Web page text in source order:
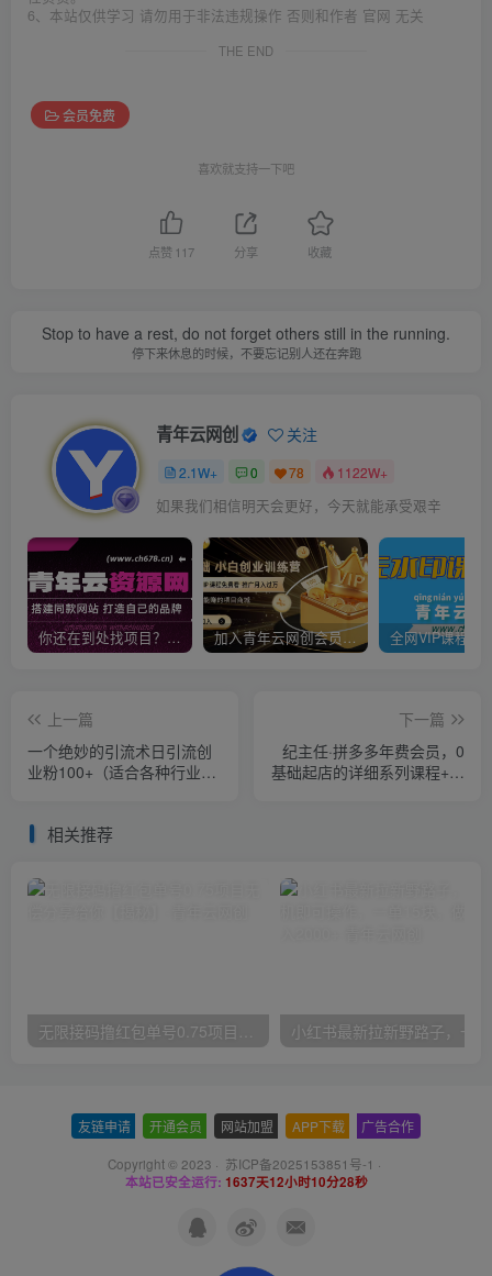
6、本站仅供学习 请勿用于非法违规操作 否则和作者 官网 无关
THE END
会员免费
喜欢就支持一下吧
点赞 117 分享 收藏
Stop to have a rest, do not forget others still in the running.
停下来休息的时候，不要忘记别人还在奔跑
青年云网创 关注
2.1W+ 0 78 1122W+
如果我们相信明天会更好，今天就能承受艰辛
你还在到处找项目？还在当韭菜？我靠卖项目一个月收入5万+，曾经我也是个失败者。 加入青年云网创会员，全站资源免费学习。加入高级合伙人，推广日入1000+
上一篇
一个绝妙的引流术日引流创
业粉100+（适合各种行业）
下一篇
纪主任·拼多多年费会员，0
基础起店的详细系列课程+当
相关推荐
无限接码撸红包单号0.75项目无偿分享给你【揭秘】
友链申请 开通会员 网站加盟 APP下载 广告合作
Copyright © 2023 · 苏ICP备2025153851号-1 ·
本站已安全运行: 1637天12小时10分29秒